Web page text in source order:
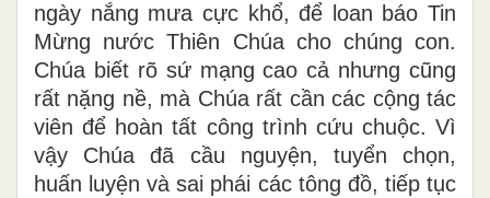
ngày nắng mưa cực khổ, để loan báo Tin
Mừng nước Thiên Chúa cho chúng con.
Chúa biết rõ sứ mạng cao cả nhưng cũng
rất nặng nề, mà Chúa rất cần các cộng tác
viên để hoàn tất công trình cứu chuộc. Vì
vậy Chúa đã cầu nguyện, tuyển chọn,
huấn luyện và sai phái các tông đồ, tiếp tục